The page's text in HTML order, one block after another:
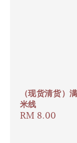
（现货清货）
米线
Regular
RM 8.00